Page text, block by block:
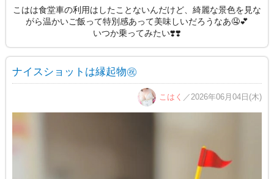
こはは食堂車の利用はしたことないんだけど、綺麗な景色を見な
がら温かいご飯って特別感あって美味しいだろうなあ🤤💕
いつか乗ってみたい❣️❣️
ナイスショットは縁起物㊗️
こはく ／2026年06月04日(木)